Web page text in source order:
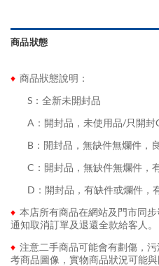
商品狀態
♦ 商品狀態說明：
S：全新未開封品
A：開封品，未使用品/只開封
B：開封品，無缺件無爛件，
C：開封品，無缺件無爛件，
D：開封品，有缺件或爛件，
♦ 本店所有商品在網站及門市同
通知取消訂單及退還全款給客人。
♦ 注意二手商品可能會有劃傷，
考商品圖像，實物商品狀況可能與